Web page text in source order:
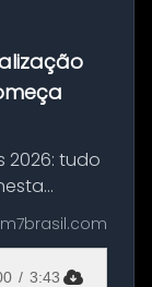
2026: tudo
o prazo
/ 3:43